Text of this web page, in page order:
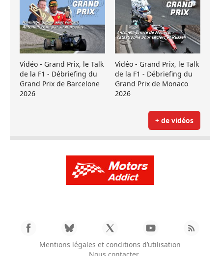
Vidéo - Grand Prix, le Talk
de la F1 - Débriefing du
Grand Prix de Barcelone
2026
Vidéo - Grand Prix, le Talk
de la F1 - Débriefing du
Grand Prix de Monaco
2026
+ de vidéos
Mentions légales et conditions d’utilisation
Nous contacter